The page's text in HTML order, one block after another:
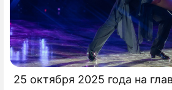
25 октября 2025 года на